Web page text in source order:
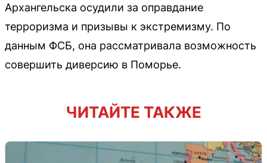
Архангельска осудили за оправдание
терроризма и призывы к экстремизму. По
данным ФСБ, она рассматривала возможность
совершить диверсию в Поморье.
ЧИТАЙТЕ ТАКЖЕ